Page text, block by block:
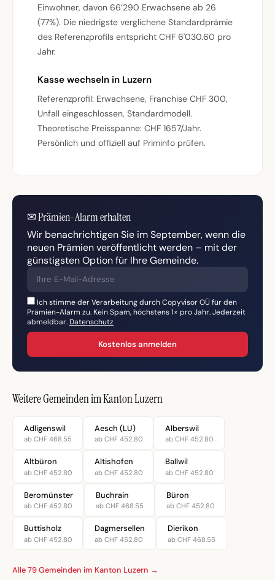
Einwohner, davon 66’290 Erwachsene ab 26
(77%). Die niedrigste verglichene Standardprämie
des Referenzprofils entspricht CHF 6'030.60 pro
Jahr.
Kasse wechseln in Luzern
Referenzprofil: Erwachsene, Franchise CHF 300,
Unfall eingeschlossen, Standardmodell.
Theoretische Preisspanne: CHF 1657/Jahr.
Persönlich und offiziell auf Priminfo prüfen.
✉Prämien-Alarm erhalten
Wir benachrichtigen Sie im September, wenn die
neuen Prämien veröffentlicht werden – mit der
günstigsten Option für Ihre Gemeinde.
Ich stimme der Verarbeitung durch Copyvisor OÜ für den
Prämien-Alarm zu. Kein Spam, höchstens 1× pro Jahr. Jederzeit
abmeldbar. Datenschutz
Kostenlos anmelden
Weitere Gemeinden im Kanton Luzern
Adligenswil
ab CHF 468.55
Aesch (LU)
ab CHF 452.80
Alberswil
ab CHF 452.80
Altbüron
ab CHF 452.80
Altishofen
ab CHF 452.80
Ballwil
ab CHF 452.80
Beromünster
ab CHF 452.80
Buchrain
ab CHF 468.55
Büron
ab CHF 452.80
Buttisholz
ab CHF 452.80
Dagmersellen
ab CHF 452.80
Dierikon
ab CHF 468.55
Alle 79 Gemeinden im Kanton Luzern →